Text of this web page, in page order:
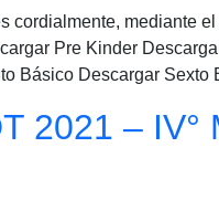
mediante
Pre Kinder
Básico Descargar
2021 –